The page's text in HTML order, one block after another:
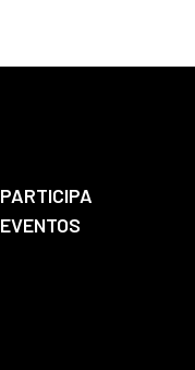
PARTICIPA
EVENTOS